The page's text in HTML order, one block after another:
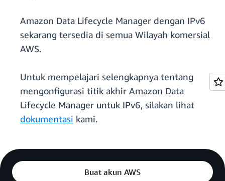
Amazon Data Lifecycle Manager dengan IPv6
sekarang tersedia di semua Wilayah komersial
AWS.
Untuk mempelajari selengkapnya tentang
mengonfigurasi titik akhir Amazon Data
Lifecycle Manager untuk IPv6, silakan lihat
dokumentasi kami.
Buat akun AWS